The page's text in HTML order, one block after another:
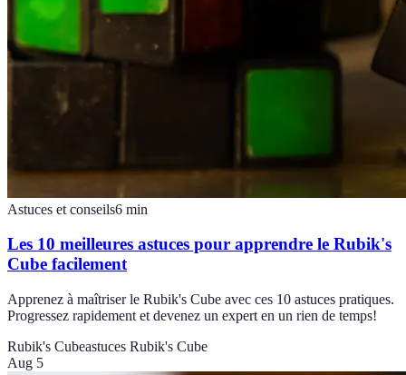
Astuces et conseils6 min
Les 10 meilleures astuces pour apprendre le Rubik's
Cube facilement
Apprenez à maîtriser le Rubik's Cube avec ces 10 astuces pratiques.
Progressez rapidement et devenez un expert en un rien de temps!
Rubik's Cubeastuces Rubik's Cube
Aug 5